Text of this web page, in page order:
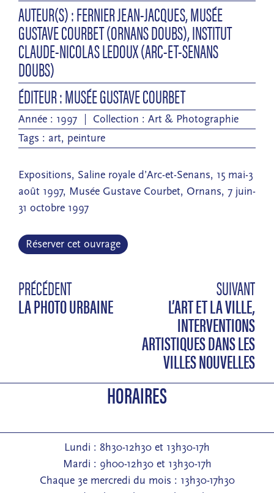
AUTEUR(S) : FERNIER JEAN-JACQUES, MUSÉE
GUSTAVE COURBET (ORNANS DOUBS), INSTITUT
CLAUDE-NICOLAS LEDOUX (ARC-ET-SENANS
DOUBS)
ÉDITEUR : MUSÉE GUSTAVE COURBET
Année : 1997 Collection : Art & Photographie
Tags : art, peinture
Expositions, Saline royale d’Arc-et-Senans, 15 mai-3
août 1997, Musée Gustave Courbet, Ornans, 7 juin-
31 octobre 1997
Réserver cet ouvrage
PRÉCÉDENT
LA PHOTO URBAINE
SUIVANT
L’ART ET LA VILLE,
INTERVENTIONS
ARTISTIQUES DANS LES
VILLES NOUVELLES
HORAIRES
Lundi : 8h30-12h30 et 13h30-17h
Mardi : 9h00-12h30 et 13h30-17h
Chaque 3e mercredi du mois : 13h30-17h30